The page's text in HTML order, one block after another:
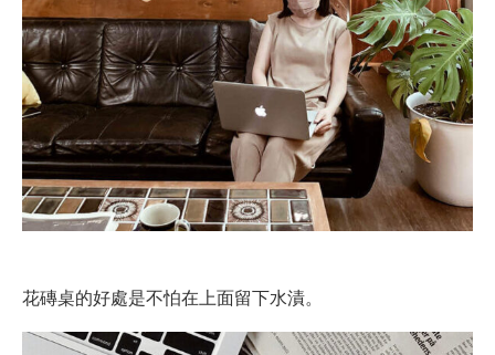
花磚桌的好處是不怕在上面留下水漬。